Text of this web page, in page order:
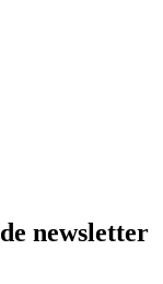
newsletter